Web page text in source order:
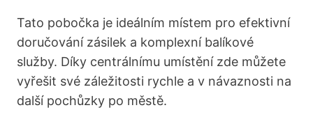
Tato pobočka je ideálním místem pro efektivní
doručování zásilek a komplexní balíkové
služby. Díky centrálnímu umístění zde můžete
vyřešit své záležitosti rychle a v návaznosti na
další pochůzky po městě.